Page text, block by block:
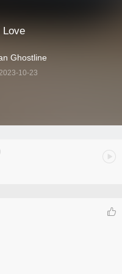
Love
Ghostline
10-23